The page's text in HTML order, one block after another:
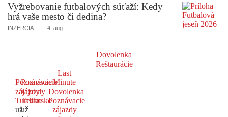
Vyžrebovanie futbalových súťaží: Kedy
hrá vaše mesto či dedina?
INZERCIA 4. aug
Dovolenka
Reštaurácie
Poznávacie
zájazdy
Turecko
už
Poznávacie
zájazdy
Taliansko
už
Last
Minute
Dovolenka
Poznávacie
zájazdy